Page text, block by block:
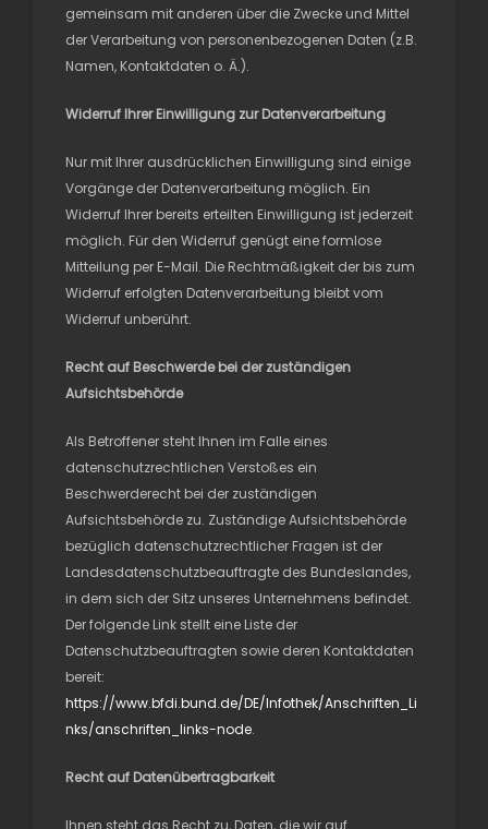
gemeinsam mit anderen über die Zwecke und Mittel
der Verarbeitung von personenbezogenen Daten (z.B.
Namen, Kontaktdaten o. Ä.).
Widerruf Ihrer Einwilligung zur Datenverarbeitung
Nur mit Ihrer ausdrücklichen Einwilligung sind einige
Vorgänge der Datenverarbeitung möglich. Ein
Widerruf Ihrer bereits erteilten Einwilligung ist jederzeit
möglich. Für den Widerruf genügt eine formlose
Mitteilung per E-Mail. Die Rechtmäßigkeit der bis zum
Widerruf erfolgten Datenverarbeitung bleibt vom
Widerruf unberührt.
Recht auf Beschwerde bei der zuständigen
Aufsichtsbehörde
Als Betroffener steht Ihnen im Falle eines
datenschutzrechtlichen Verstoßes ein
Beschwerderecht bei der zuständigen
Aufsichtsbehörde zu. Zuständige Aufsichtsbehörde
bezüglich datenschutzrechtlicher Fragen ist der
Landesdatenschutzbeauftragte des Bundeslandes,
in dem sich der Sitz unseres Unternehmens befindet.
Der folgende Link stellt eine Liste der
Datenschutzbeauftragten sowie deren Kontaktdaten
bereit:
https://www.bfdi.bund.de/DE/Infothek/Anschriften_Li
nks/anschriften_links-node.
Recht auf Datenübertragbarkeit
Ihnen steht das Recht zu, Daten, die wir auf